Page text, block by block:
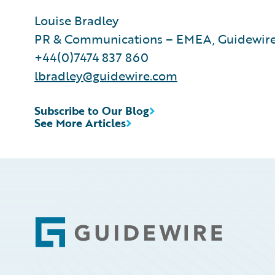
Louise Bradley
PR & Communications – EMEA,
+44(0)7474 837 860
lbradley@guidewire.com
See More Articles
Subscribe to Our Blog
Footer